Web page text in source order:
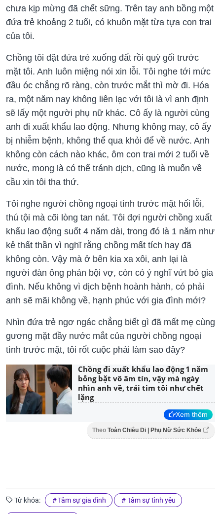
chưa kịp mừng đã chết sững. Trên tay anh bồng một
đứa trẻ khoảng 2 tuổi, có khuôn mặt từa tựa con trai
của tôi.
Chồng tôi đặt đứa trẻ xuống đất rồi quỳ gối trước
mặt tôi. Anh luôn miệng nói xin lỗi. Tôi nghe tới mức
đầu óc chẳng rõ ràng, còn trước mắt thì mờ đi. Hóa
ra, một năm nay không liên lạc với tôi là vì anh định
sẽ lấy một người phụ nữ khác. Cô ấy là người cùng
anh đi xuất khẩu lao động. Nhưng không may, cô ấy
bị nhiễm bệnh, không thể qua khỏi để về nước. Anh
không còn cách nào khác, ôm con trai mới 2 tuổi về
nước, mong là có thể tránh dịch, cũng là muốn về
cầu xin tôi tha thứ.
Tôi nghe người chồng ngoại tình trước mặt hối lỗi,
thú tội mà cõi lòng tan nát. Tôi đợi người chồng xuất
khẩu lao động suốt 4 năm dài, trong đó là 1 năm như
kẻ thất thần vì nghĩ rằng chồng mất tích hay đã
không còn. Vậy mà ở bên kia xa xôi, anh lại là
người đàn ông phản bội vợ, còn có ý nghĩ vứt bỏ gia
đình. Nếu không vì dịch bệnh hoành hành, có phải
anh sẽ mãi không về, hạnh phúc với gia đình mới?
Nhìn đứa trẻ ngơ ngác chẳng biết gì đã mất mẹ cùng
gương mặt đầy nước mắt của người chồng ngoại
tình trước mặt, tôi rốt cuộc phải làm sao đây?
Chồng đi xuất khẩu lao động 1 năm
bỗng bặt vô âm tín, vậy mà ngày
nhìn anh về, trái tim tôi như chết
lặng
Xem thêm
Theo Toàn Chiêu Di | Phụ Nữ Sức Khỏe
Từ khóa: Tâm sự gia đình tâm sự tình yêu